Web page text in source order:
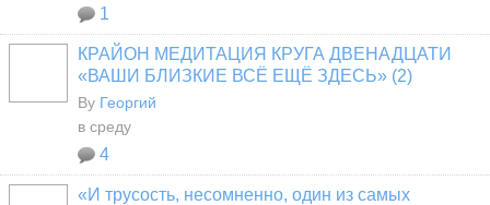
1
КРАЙОН МЕДИТАЦИЯ КРУГА ДВЕНАДЦАТИ
«ВАШИ БЛИЗКИЕ ВСЁ ЕЩЁ ЗДЕСЬ» (2)
By Георгий
в среду
4
«И трусость, несомненно, один из самых